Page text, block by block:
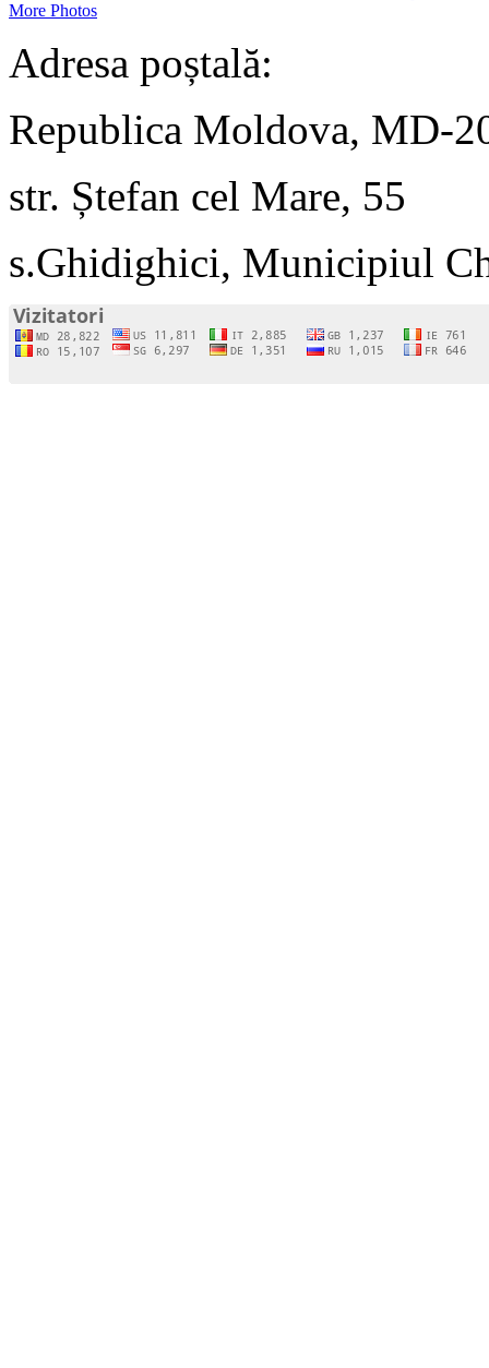
More Photos
Adresa poștală:
Republica Moldova, MD-
str. Ștefan cel Mare, 55
s.Ghidighici, Municipiul